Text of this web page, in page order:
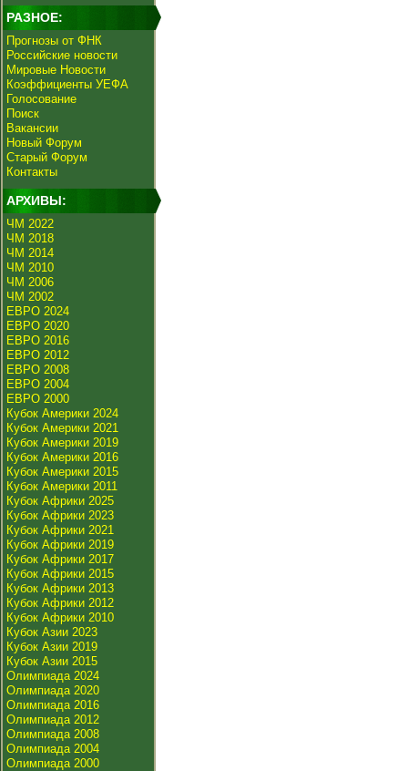
РАЗНОЕ:
Прогнозы от ФНК
Российские новости
Мировые Новости
Коэффициенты УЕФА
Голосование
Поиск
Вакансии
Новый Форум
Старый Форум
Контакты
АРХИВЫ:
ЧМ 2022
ЧМ 2018
ЧМ 2014
ЧМ 2010
ЧМ 2006
ЧМ 2002
ЕВРО 2024
ЕВРО 2020
ЕВРО 2016
ЕВРО 2012
ЕВРО 2008
ЕВРО 2004
ЕВРО 2000
Кубок Америки 2024
Кубок Америки 2021
Кубок Америки 2019
Кубок Америки 2016
Кубок Америки 2015
Кубок Америки 2011
Кубок Африки 2025
Кубок Африки 2023
Кубок Африки 2021
Кубок Африки 2019
Кубок Африки 2017
Кубок Африки 2015
Кубок Африки 2013
Кубок Африки 2012
Кубок Африки 2010
Кубок Азии 2023
Кубок Азии 2019
Кубок Азии 2015
Олимпиада 2024
Олимпиада 2020
Олимпиада 2016
Олимпиада 2012
Олимпиада 2008
Олимпиада 2004
Олимпиада 2000